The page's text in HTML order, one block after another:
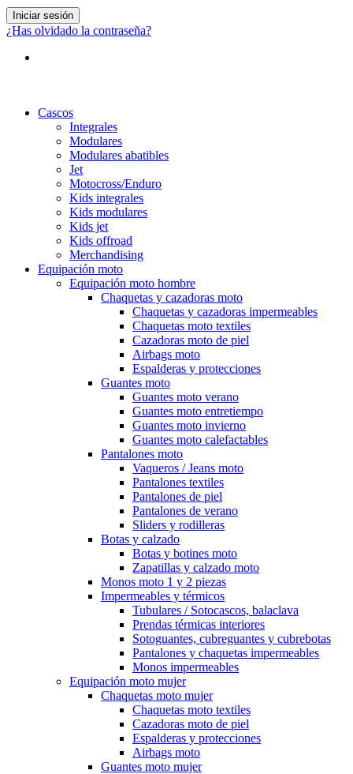
Iniciar sesión
¿Has olvidado la contraseña?
Cascos
Integrales
Modulares
Modulares abatibles
Jet
Motocross/Enduro
Kids integrales
Kids modulares
Kids jet
Kids offroad
Merchandising
Equipación moto
Equipación moto hombre
Chaquetas y cazadoras moto
Chaquetas y cazadoras impermeables
Chaquetas moto textiles
Cazadoras moto de piel
Airbags moto
Espalderas y protecciones
Guantes moto
Guantes moto verano
Guantes moto entretiempo
Guantes moto invierno
Guantes moto calefactables
Pantalones moto
Vaqueros / Jeans moto
Pantalones textiles
Pantalones de piel
Pantalones de verano
Sliders y rodilleras
Botas y calzado
Botas y botines moto
Zapatillas y calzado moto
Monos moto 1 y 2 piezas
Impermeables y térmicos
Tubulares / Sotocascos, balaclava
Prendas térmicas interiores
Sotoguantes, cubreguantes y cubrebotas
Pantalones y chaquetas impermeables
Monos impermeables
Equipación moto mujer
Chaquetas moto mujer
Chaquetas moto textiles
Cazadoras moto de piel
Espalderas y protecciones
Airbags moto
Guantes moto mujer